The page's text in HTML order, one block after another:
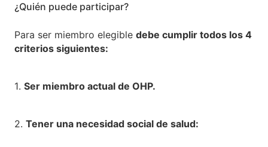
¿Quién puede participar?
Para ser miembro elegible debe cumplir todos los 4
criterios siguientes:
1. Ser miembro actual de OHP.
2. Tener una necesidad social de salud: